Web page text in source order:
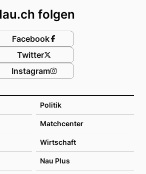
Politik
Matchcenter
Wirtschaft
Nau Plus
folgen
Facebook
Twitter
Instagram